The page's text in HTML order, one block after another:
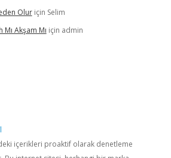
Oluriçin Selim
Akşam Mı için admin
içerikleri proaktif olarak denetleme